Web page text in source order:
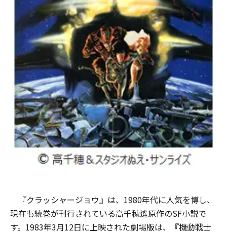
『クラッシャージョウ』は、1980年代に人気を博し、
現在も続巻が刊行されている高千穂遙原作のSF小説で
す。1983年3月12日に上映された劇場版は、『機動戦士